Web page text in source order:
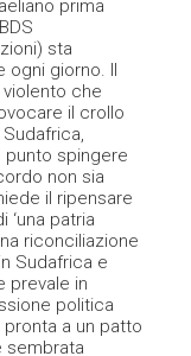
prima
sta
ogni giorno. Il
che
il crollo
spingere
non sia
il ripensare
‘una patria
riconciliazione
Sudafrica e
prevale in
politica
a un patto
sembrata